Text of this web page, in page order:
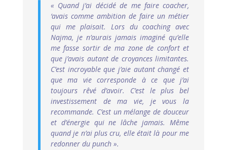
« Quand j’ai décidé de me faire coacher,
‘avais comme ambition de faire un métier
qui me plaisait. Lors du coaching avec
Najma, je n’aurais jamais imaginé qu’elle
me fasse sortir de ma zone de confort et
que j’avais autant de croyances limitantes.
C’est incroyable que j’aie autant changé et
que ma vie corresponde à ce que j’ai
toujours rêvé d’avoir. C’est le plus bel
investissement de ma vie, je vous la
recommande. C’est un mélange de douceur
et d’énergie qui ne lâche jamais. Même
quand je n’ai plus cru, elle était là pour me
redonner du punch ».